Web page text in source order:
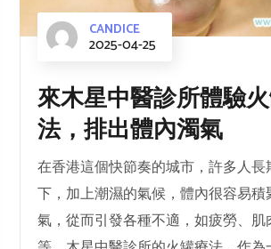
CANDICE
2025-04-25
來木星中醫診所體驗
法，排出體內濁氣
在香港這個快節奏的城市，許多人長
下，加上潮濕的氣候，體內很容易積
氣，從而引發各種不適，如疲勞、肌